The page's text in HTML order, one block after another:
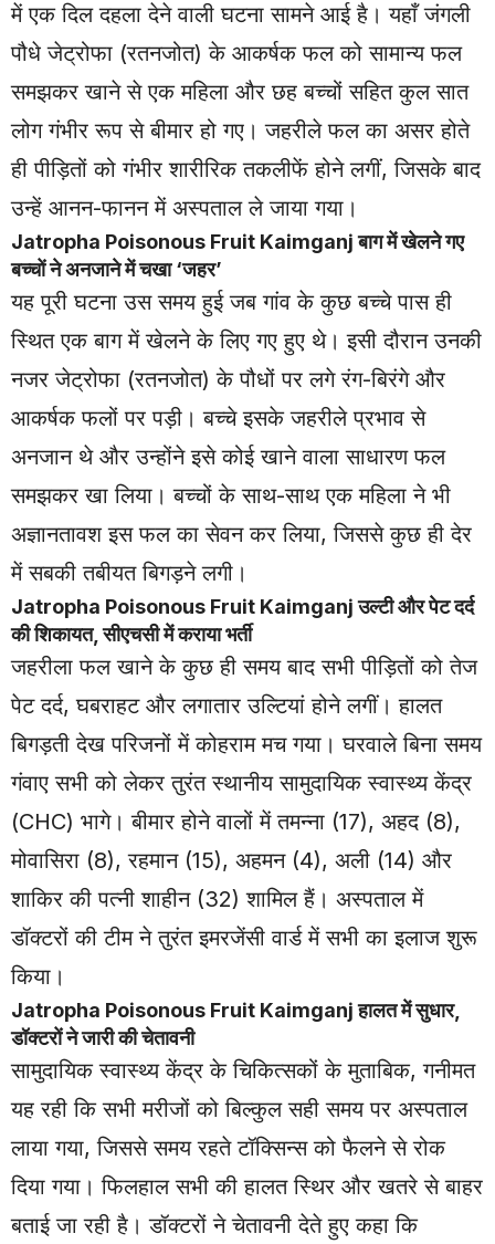
में एक दिल दहला देने वाली घटना सामने आई है। यहाँ जंगली
पौधे जेट्रोफा (रतनजोत) के आकर्षक फल को सामान्य फल
समझकर खाने से एक महिला और छह बच्चों सहित कुल सात
लोग गंभीर रूप से बीमार हो गए। जहरीले फल का असर होते
ही पीड़ितों को गंभीर शारीरिक तकलीफें होने लगीं, जिसके बाद
उन्हें आनन-फानन में अस्पताल ले जाया गया।
Jatropha Poisonous Fruit Kaimganj बाग में खेलने गए
बच्चों ने अनजाने में चखा ‘जहर’
यह पूरी घटना उस समय हुई जब गांव के कुछ बच्चे पास ही
स्थित एक बाग में खेलने के लिए गए हुए थे। इसी दौरान उनकी
नजर जेट्रोफा (रतनजोत) के पौधों पर लगे रंग-बिरंगे और
आकर्षक फलों पर पड़ी। बच्चे इसके जहरीले प्रभाव से
अनजान थे और उन्होंने इसे कोई खाने वाला साधारण फल
समझकर खा लिया। बच्चों के साथ-साथ एक महिला ने भी
अज्ञानतावश इस फल का सेवन कर लिया, जिससे कुछ ही देर
में सबकी तबीयत बिगड़ने लगी।
Jatropha Poisonous Fruit Kaimganj उल्टी और पेट दर्द
की शिकायत, सीएचसी में कराया भर्ती
जहरीला फल खाने के कुछ ही समय बाद सभी पीड़ितों को तेज
पेट दर्द, घबराहट और लगातार उल्टियां होने लगीं। हालत
बिगड़ती देख परिजनों में कोहराम मच गया। घरवाले बिना समय
गंवाए सभी को लेकर तुरंत स्थानीय सामुदायिक स्वास्थ्य केंद्र
(CHC) भागे। बीमार होने वालों में तमन्ना (17), अहद (8),
मोवासिरा (8), रहमान (15), अहमन (4), अली (14) और
शाकिर की पत्नी शाहीन (32) शामिल हैं। अस्पताल में
डॉक्टरों की टीम ने तुरंत इमरजेंसी वार्ड में सभी का इलाज शुरू
किया।
Jatropha Poisonous Fruit Kaimganj हालत में सुधार,
डॉक्टरों ने जारी की चेतावनी
सामुदायिक स्वास्थ्य केंद्र के चिकित्सकों के मुताबिक, गनीमत
यह रही कि सभी मरीजों को बिल्कुल सही समय पर अस्पताल
लाया गया, जिससे समय रहते टॉक्सिन्स को फैलने से रोक
दिया गया। फिलहाल सभी की हालत स्थिर और खतरे से बाहर
बताई जा रही है। डॉक्टरों ने चेतावनी देते हुए कहा कि